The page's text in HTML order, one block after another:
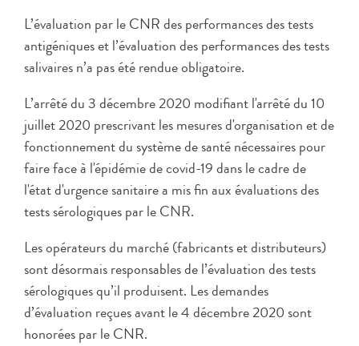
L’évaluation par le CNR des performances des tests
antigéniques et l’évaluation des performances des tests
salivaires n’a pas été rendue obligatoire.
L’arrêté du 3 décembre 2020 modifiant l'arrêté du 10
juillet 2020 prescrivant les mesures d'organisation et de
fonctionnement du système de santé nécessaires pour
faire face à l'épidémie de covid-19 dans le cadre de
l'état d'urgence sanitaire a mis fin aux évaluations des
tests sérologiques par le CNR.
Les opérateurs du marché (fabricants et distributeurs)
sont désormais responsables de l’évaluation des tests
sérologiques qu’il produisent. Les demandes
d’évaluation reçues avant le 4 décembre 2020 sont
honorées par le CNR.